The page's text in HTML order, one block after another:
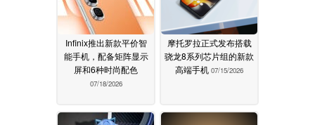
Infinix推出新款平价智
能手机，配备矩阵显示
屏和6种时尚配色
07/18/2026
摩托罗拉正式发布搭载
骁龙8系列芯片组的新款
高端手机 07/15/2026